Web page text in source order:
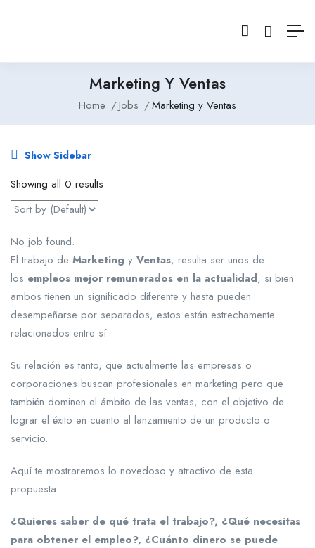
Marketing Y Ventas
Home Jobs Marketing y Ventas
Show Sidebar
Showing all 0 results
No job found.
El trabajo de Marketing y Ventas, resulta ser unos de
los empleos mejor remunerados en la actualidad, si bien
ambos tienen un significado diferente y hasta pueden
desempeñarse por separados, estos están estrechamente
relacionados entre sí.
Su relación es tanto, que actualmente las empresas o
corporaciones buscan profesionales en marketing pero que
también dominen el ámbito de las ventas, con el objetivo de
lograr el éxito en cuanto al lanzamiento de un producto o
servicio.
Aquí te mostraremos lo novedoso y atractivo de esta
propuesta.
¿Quieres saber de qué trata el trabajo?, ¿Qué necesitas
para obtener el empleo?, ¿Cuánto dinero se puede